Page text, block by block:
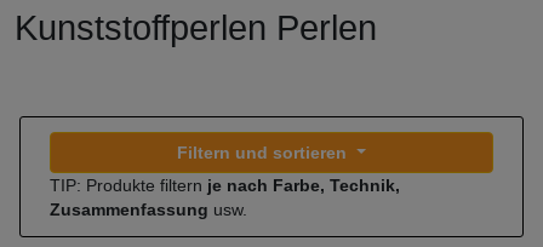
Kunststoffperlen Perlen
Filtern und sortieren
TIP: Produkte filtern je nach Farbe, Technik,
Zusammenfassung usw.